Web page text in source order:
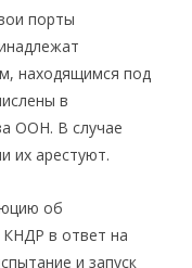
порты
находящимся под
в
ООН. В случае
их арестуют.
об
КНДР в ответ на
и запуск